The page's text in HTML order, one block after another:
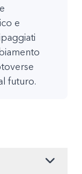
e
futuro.